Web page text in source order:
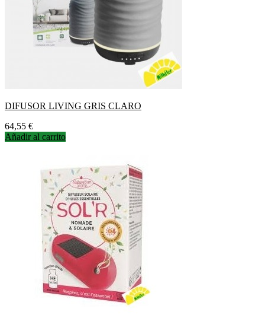
DIFUSOR LIVING GRIS CLARO
Precio
64,55 €
Añadir al carrito